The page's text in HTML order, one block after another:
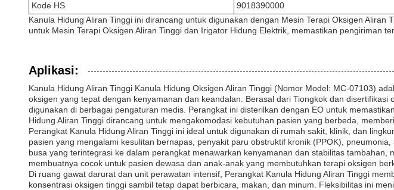
Kode HS
9018390000
Kanula Hidung Aliran Tinggi ini dirancang untuk digunakan dengan Mesin Terapi Oksigen
untuk Mesin Terapi Oksigen Aliran Tinggi dan Irigator Hidung Elektrik, memastikan pengiriman
Aplikasi:
Kanula Hidung Aliran Tinggi Kanula Hidung Oksigen Aliran Tinggi (Nomor Model: MC-07103)
oksigen yang tepat dengan kenyamanan dan keandalan. Berasal dari Tiongkok dan
digunakan di berbagai pengaturan medis. Perangkat ini disterilkan dengan EO untuk
Hidung Aliran Tinggi dirancang untuk mengakomodasi kebutuhan pasien yang berbeda,
Perangkat Kanula Hidung Aliran Tinggi ini ideal untuk digunakan di rumah sakit, klinik, dan
pasien yang mengalami kesulitan bernapas, penyakit paru obstruktif kronik (PPOK),
busa yang terintegrasi ke dalam perangkat menawarkan kenyamanan dan stabilitas
membuatnya cocok untuk pasien dewasa dan anak-anak yang membutuhkan terapi oksigen
Di ruang gawat darurat dan unit perawatan intensif, Perangkat Kanula Hidung Aliran Tinggi
konsentrasi oksigen tinggi sambil tetap dapat berbicara, makan, dan minum. Fleksibilitas ini